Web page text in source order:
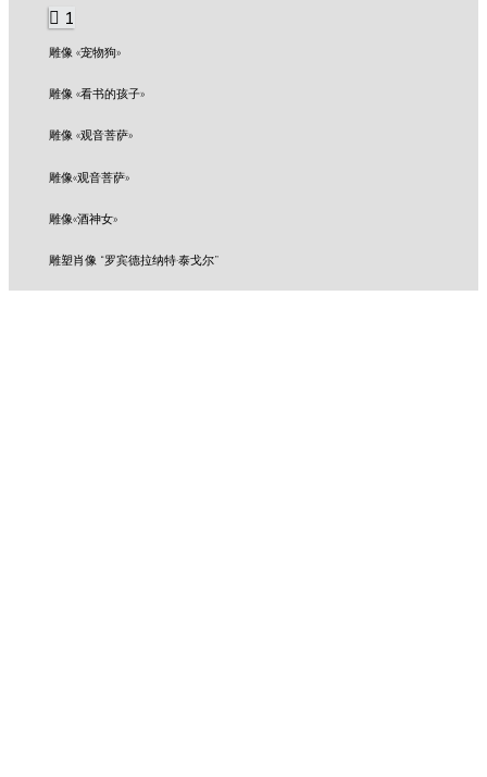
1
雕像 «宠物狗»
雕像 «看书的孩子»
雕像 «观音菩萨»
雕像«观音菩萨»
雕像«酒神女»
雕塑肖像 “罗宾德拉纳特·泰戈尔”